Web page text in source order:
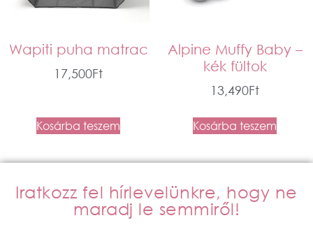
Wapiti puha matrac
17,500Ft
Kosárba teszem
Alpine Muffy Baby –
kék fültok
13,490Ft
Kosárba teszem
Iratkozz fel hírlevelünkre, hogy ne
maradj le semmiről!